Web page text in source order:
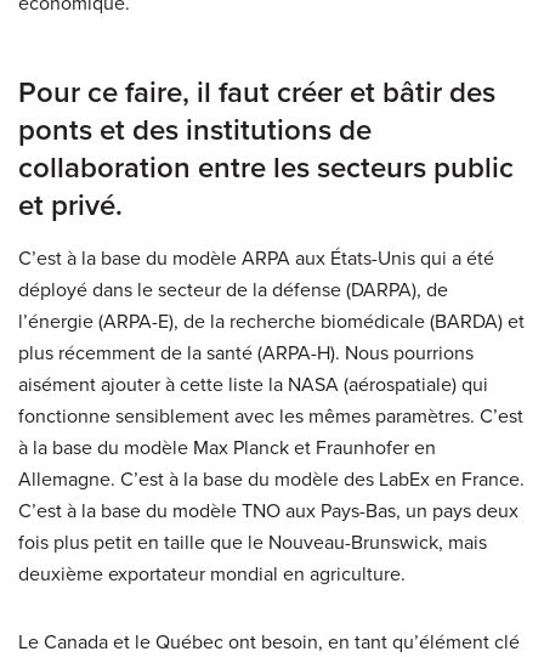
Pour ce faire, il faut créer et bâtir des
ponts et des institutions de
collaboration entre les secteurs public
et privé.
C’est à la base du modèle ARPA aux États-Unis qui a été
déployé dans le secteur de la défense (DARPA), de
l’énergie (ARPA-E), de la recherche biomédicale (BARDA) et
plus récemment de la santé (ARPA-H). Nous pourrions
aisément ajouter à cette liste la NASA (aérospatiale) qui
fonctionne sensiblement avec les mêmes paramètres. C’est
à la base du modèle Max Planck et Fraunhofer en
Allemagne. C’est à la base du modèle des LabEx en France.
C’est à la base du modèle TNO aux Pays-Bas, un pays deux
fois plus petit en taille que le Nouveau-Brunswick, mais
deuxième exportateur mondial en agriculture.
Le Canada et le Québec ont besoin, en tant qu’élément clé